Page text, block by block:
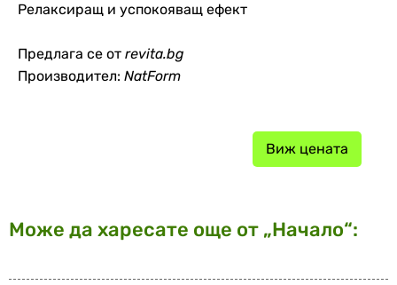
Релаксиращ и успокояващ ефект
Предлага се от revita.bg
Производител: NatForm
Виж цената
Може да харесате още от „Начало“: